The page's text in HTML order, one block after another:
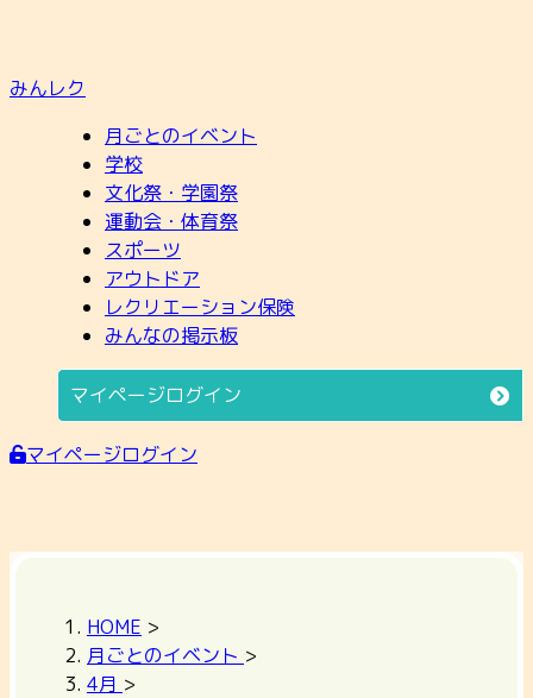
みんレク
月ごとのイベント
学校
文化祭・学園祭
運動会・体育祭
スポーツ
アウトドア
レクリエーション保険
みんなの掲示板
マイページログイン
マイページログイン
HOME >
月ごとのイベント >
4月 >